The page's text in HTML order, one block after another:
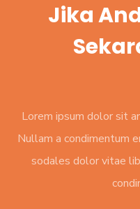
Jika
Lorem ipsum dolor sit
Nullam a condimentum
sodales dolor vitae